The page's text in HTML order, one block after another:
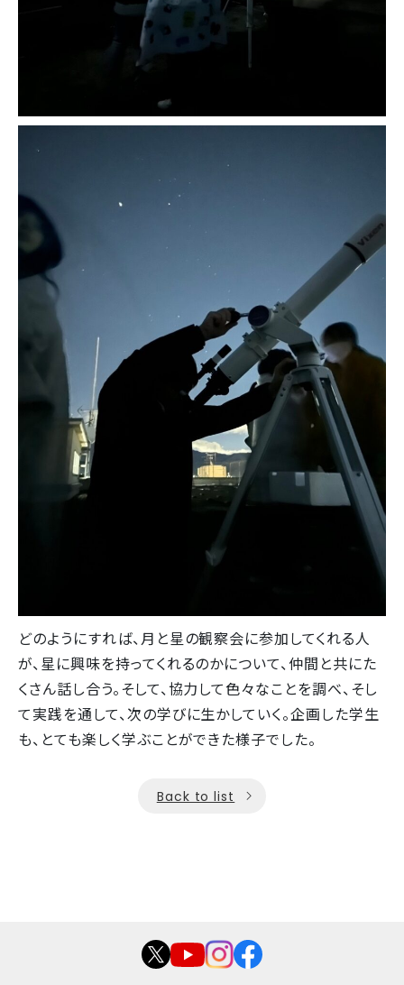
どのようにすれば、月と星の観察会に参加してくれる人
が、星に興味を持ってくれるのかについて、仲間と共にた
くさん話し合う。そして、協力して色々なことを調べ、そし
て実践を通して、次の学びに生かしていく。企画した学生
も、とても楽しく学ぶことができた様子でした。
Back to list